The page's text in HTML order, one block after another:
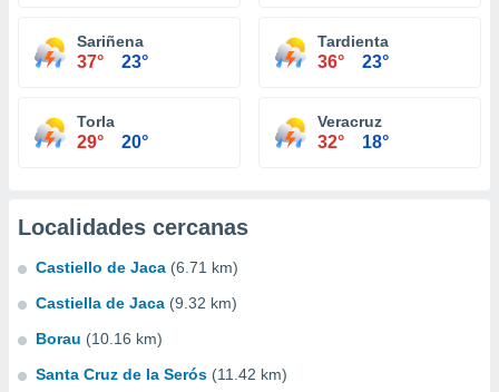
Sariñena
37° 23°
Tardienta
36° 23°
Torla
29° 20°
Veracruz
32° 18°
Localidades cercanas
Castiello de Jaca (6.71 km)
Castiella de Jaca (9.32 km)
Borau (10.16 km)
Santa Cruz de la Serós (11.42 km)